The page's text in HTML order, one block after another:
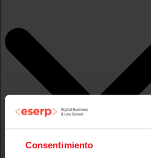
Consentimiento